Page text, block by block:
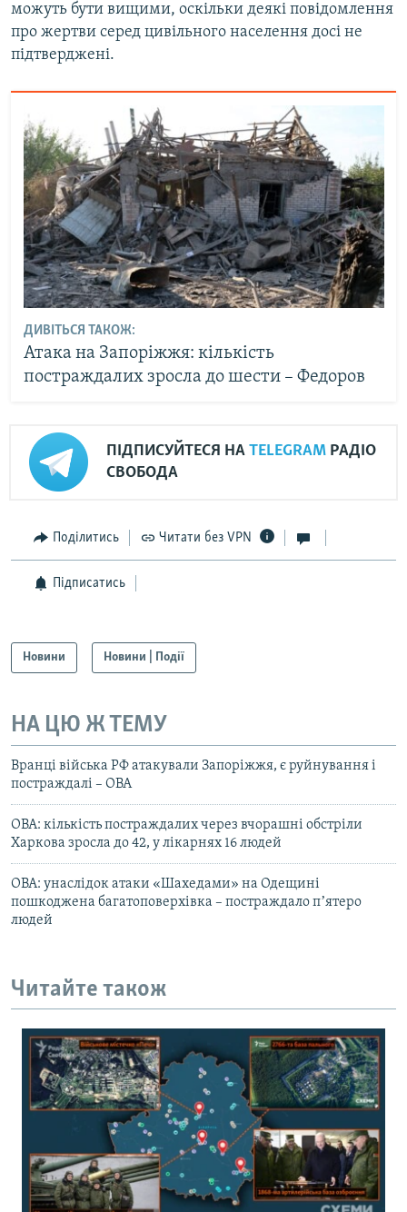
можуть бути вищими, оскільки деякі повідомлення
про жертви серед цивільного населення досі не
підтверджені.
ДИВІТЬСЯ ТАКОЖ:
Атака на Запоріжжя: кількість
постраждалих зросла до шести – Федоров
ПІДПИСУЙТЕСЯ НА TELEGRAM РАДІО
СВОБОДА
Поділитись Читати без VPN
Підписатись
Новини Новини | Події
НА ЦЮ Ж ТЕМУ
Вранці війська РФ атакували Запоріжжя, є руйнування і
постраждалі – ОВА
ОВА: кількість постраждалих через вчорашні обстріли
Харкова зросла до 42, у лікарнях 16 людей
ОВА: унаслідок атаки «Шахедами» на Одещині
пошкоджена багатоповерхівка – постраждало пʼятеро
людей
Читайте також